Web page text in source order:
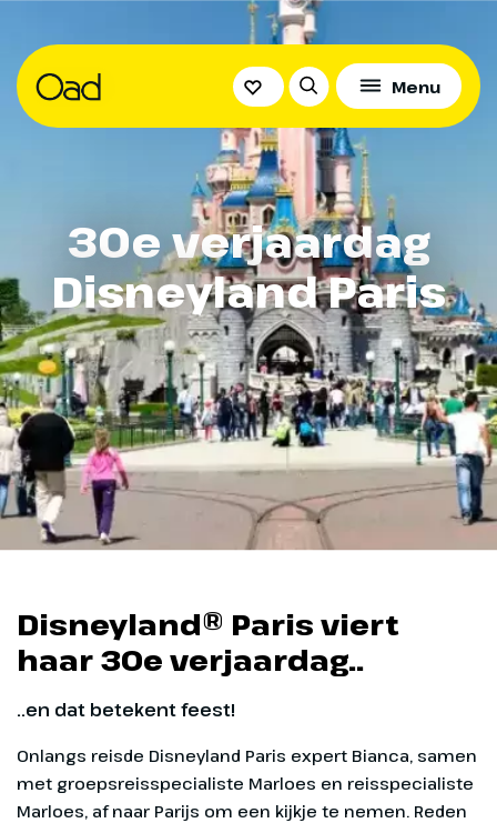
Menu
30e verjaardag
Disneyland Paris
Disneyland® Paris viert
haar 30e verjaardag..
..en dat betekent feest!
Onlangs reisde Disneyland Paris expert Bianca, samen
met groepsreisspecialiste Marloes en reisspecialiste
Marloes, af naar Parijs om een kijkje te nemen. Reden